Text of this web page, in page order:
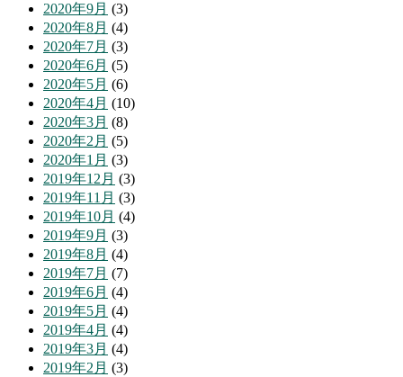
2020年9月 (3)
2020年8月 (4)
2020年7月 (3)
2020年6月 (5)
2020年5月 (6)
2020年4月 (10)
2020年3月 (8)
2020年2月 (5)
2020年1月 (3)
2019年12月 (3)
2019年11月 (3)
2019年10月 (4)
2019年9月 (3)
2019年8月 (4)
2019年7月 (7)
2019年6月 (4)
2019年5月 (4)
2019年4月 (4)
2019年3月 (4)
2019年2月 (3)